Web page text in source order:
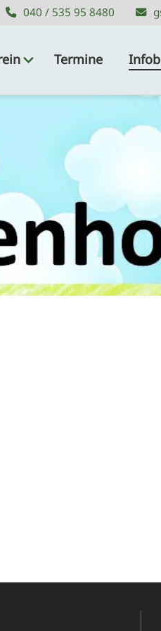
040 / 535 95 8480
Termine
040 / 535 95 8480